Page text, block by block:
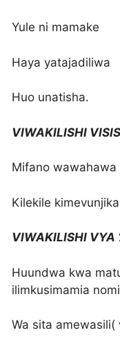
Yule ni mamake
Haya yatajadiliwa
Huo unatisha.
VIWAKILISHI
Mifano
Kilekile
VIWAKILISHI VYA
Huundwa kwa
ilimkusimamia
Wa sita amewasili(